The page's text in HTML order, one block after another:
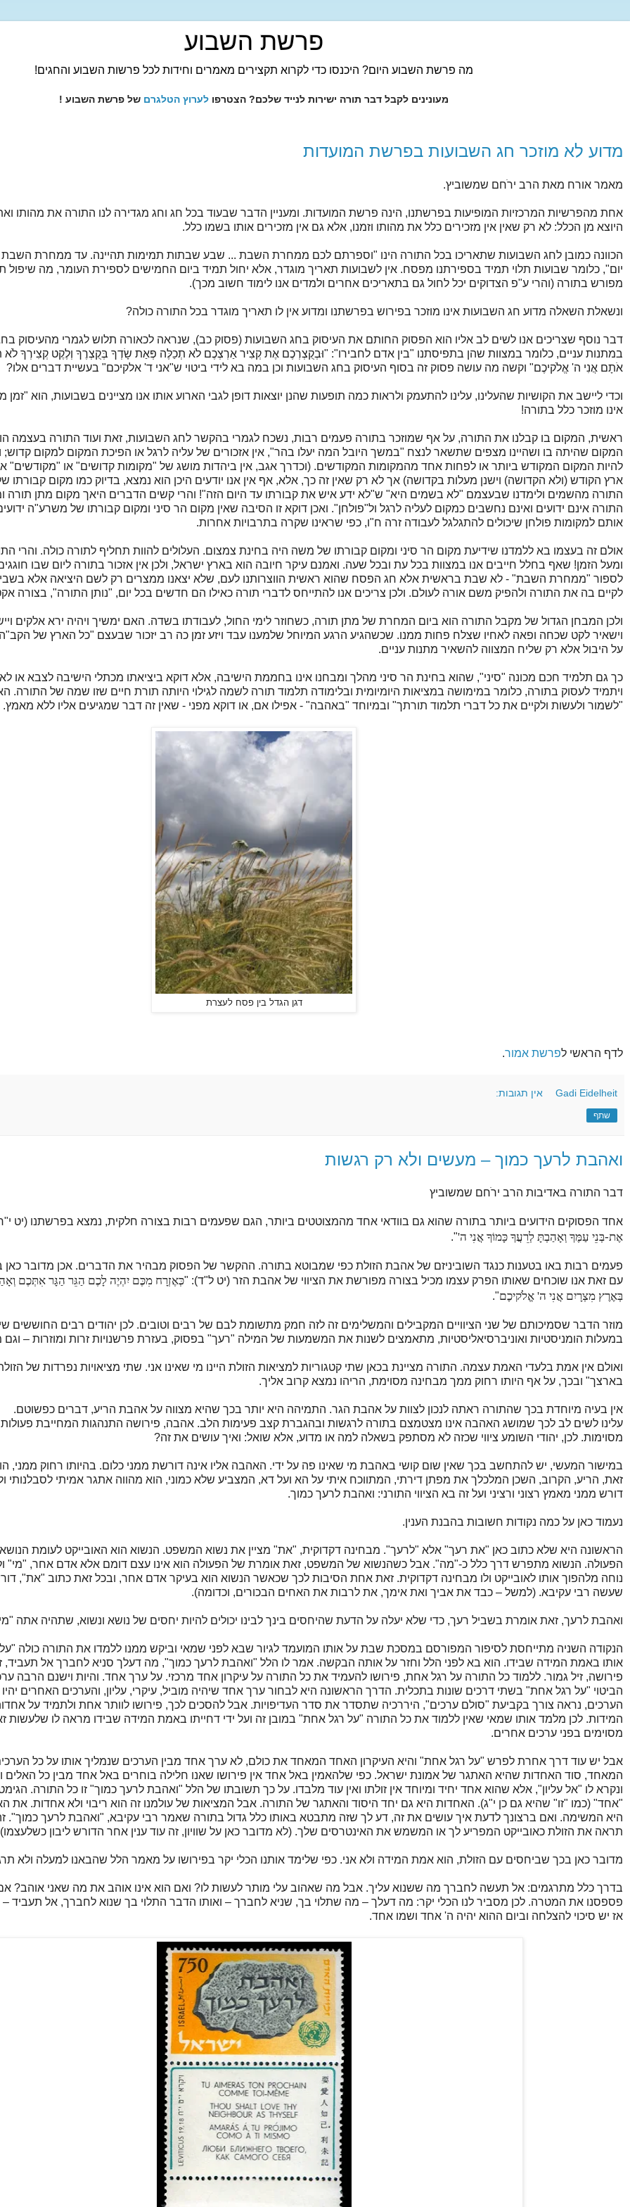
פרשת השבוע
מה פרשת השבוע היום? היכנסו כדי לקרוא תקצירים מאמרים וחידות לכל פרשות השבוע והחגים!
מעונינים לקבל דבר תורה ישירות לנייד שלכם? הצטרפו לערוץ הטלגרם של פרשת השבוע !
מדוע לא מוזכר חג השבועות בפרשת המועדות
מאמר אורח מאת הרב ירֹחם שמשוביץ.
אחת מהפרשיות המרכזיות המופיעות בפרשתנו, הינה פרשת המועדות. ומעניין הדבר שבעוד בכל חג וחג מגדירה לנו התורה את מהותו
היוצא מן הכלל: לא רק שאין אין מזכירים כלל את מהותו וזמנו, אלא גם אין מזכירים אותו בשמו כלל.
הכוונה כמובן לחג השבועות שתאריכו בכל התורה הינו "וספרתם לכם ממחרת השבת ... שבע שבתות תמימות תהיינה. עד ממחרת
יום", כלומר שבועות תלוי תמיד בספירתנו מפסח. אין לשבועות תאריך מוגדר, אלא יחול תמיד ביום החמישים לספירת העומר, מה שיפול
מפורש בתורה (והרי ע"פ הצדוקים יכל לחול גם בתאריכים אחרים ולמדים אנו לימוד חשוב מכך).
ונשאלת השאלה מדוע חג השבועות אינו מוזכר בפירוש בפרשתנו ומדוע אין לו תאריך מוגדר בכל התורה כולה?
דבר נוסף שצריכים אנו לשים לב אליו הוא הפסוק החותם את העיסוק בחג השבועות (פסוק כב), שנראה לכאורה תלוש לגמרי מהעיסוק
במתנות עניים, כלומר במצוות שהן בתפיסתנו "בין אדם לחבירו": "וּבְקֻצְרְכֶם אֶת קְצִיר אַרְצְכֶם לֹא תְכַלֶּה פְּאַת שָׂדְךָ בְּקֻצְרֶךָ וְלֶקֶט קְצִירְךָ לֹא
אֹתָם אֲנִי ה' אֱלֹקיכֶם" וקשה מה עושה פסוק זה בסוף העיסוק בחג השבועות וכן במה בא לידי ביטוי ש"אני ד' אלקיכם" בעשיית דברים אלו?
וכדי ליישב את הקושיות שהעלינו, עלינו להתעמק ולראות כמה תופעות שהנן יוצאות דופן לגבי הארוע אותו אנו מציינים בשבועות, הוא
אינו מוזכר כלל בתורה!
ראשית, המקום בו קבלנו את התורה, על אף שמוזכר בתורה פעמים רבות, נשכח לגמרי בהקשר לחג השבועות, זאת ועוד התורה בעצמה
המקום שהיתה בו ושהיינו מצפים שתשאר לנצח "במשך היובל המה יעלו בהר", אין אזכורים של עליה לרגל או הפיכת המקום למקום קדוש;
להיות המקום המקודש ביותר או לפחות אחד מהמקומות המקודשים. (וכדרך אגב, אין ביהדות מושג של "מקומות קדושים" או "מקודשים"
ארץ הקודש (ולא הקדושה) וישנן מעלות בקדושה) אך לא רק שאין זה כך, אלא, אף אין אנו יודעים היכן הוא נמצא, בדיוק כמו מקום קבורתו
התורה מהשמים ולימדנו שבעצמם "לא בשמים היא" ש"לא ידע איש את קבורתו עד היום הזה"! והרי קשים הדברים היאך מקום מתן תורה
התורה אינם ידועים ואינם נחשבים כמקום לעליה לרגל ול"פולחן". ואכן דוקא זו הסיבה שאין מקום הר סיני ומקום קבורתו של משרע"ה
אותם למקומות פולחן שיכולים להתגלגל לעבודה זרה ח"ו, כפי שראינו שקרה בתרבויות אחרות.
אולם זה בעצמו בא ללמדנו שידיעת מקום הר סיני ומקום קבורתו של משה היה בחינת צמצום. העלולים להוות תחליף לתורה כולה. והרי
ומעל הזמן! שאף בחלל חייבים אנו במצוות בכל עת ובכל שעה. ואמנם עיקר חיובה הוא בארץ ישראל, ולכן אין אזכור בתורה ליום שבו
לספור "ממחרת השבת" - לא שבת בראשית אלא חג הפסח שהוא ראשית הווצרותנו לעם, שלא יצאנו ממצרים רק לשם היציאה אלא
לקיים בה את התורה ולהפיק משם אורה לעולם. ולכן צריכים אנו להתייחס לדברי תורה כאילו הם חדשים בכל יום, "נותן התורה", בצורה
ולכן המבחן הגדול של מקבל התורה הוא ביום המחרת של מתן תורה, כשחוזר לימי החול, לעבודתו בשדה. האם ימשיך ויהיה ירא אלקים
וישאיר לקט שכחה ופאה לאחיו שצלח פחות ממנו. שכשהגיע הרגע המיוחל שלמענו עבד ויזע זמן כה רב יזכור שבעצם "כל הארץ של
על היבול אלא רק שליח המצווה להשאיר מתנות עניים.
כך גם תלמיד חכם מכונה "סיני", שהוא בחינת הר סיני מהלך ומבחנו אינו בחממת הישיבה, אלא דוקא ביציאתו מכתלי הישיבה לצבא או
ויתמיד לעסוק בתורה, כלומר במימושה במציאות היומיומית ובלימודה תלמוד תורה לשמה לגילוי היותה תורת חיים שזו שמה של התורה.
"לשמור ולעשות ולקיים את כל דברי תלמוד תורתך" ובמיוחד "באהבה" - אפילו אם, או דוקא מפני - שאין זה דבר שמגיעים אליו ללא מאמץ.
דגן הגדל בין פסח לעצרת
לדף הראשי לפרשת אמור.
Gadi Eidelheit אין תגובות:
שתף
ואהבת לרעך כמוך – מעשים ולא רק רגשות
דבר התורה באדיבות הרב ירֹחם שמשוביץ
אחד הפסוקים הידועים ביותר בתורה שהוא גם בוודאי אחד מהמצוטטים ביותר, הגם שפעמים רבות בצורה חלקית, נמצא בפרשתנו (יט
אֶת-בְּנֵי עַמֶּךָ וְאָהַבְתָּ לְרֵעֲךָ כָּמוֹךָ אֲנִי ה'".
פעמים רבות באו בטענות כנגד השוביניזם של אהבת הזולת כפי שמבוטא בתורה. ההקשר של הפסוק מבהיר את הדברים. אכן מדובר כאן
עם זאת אנו שוכחים שאותו הפרק עצמו מכיל בצורה מפורשת את הציווי של אהבת הזר (יט ל"ד): "כְּאֶזְרָח מִכֶּם יִהְיֶה לָכֶם הַגֵּר הַגָּר אִתְּכֶם
בְּאֶרֶץ מִצְרָיִם אֲנִי ה' אֱלֹקיכֶם".
מוזר הדבר שסמיכותם של שני הציוויים המקבילים והמשלימים זה לזה חמק מתשומת לבם של רבים וטובים. לכן יהודים רבים החוששים
במעלות הומניסטיות ואוניברסיאליסטיות, מתאמצים לשנות את המשמעות של המילה "רעך" בפסוק, בעזרת פרשנויות זרות ומוזרות – וגם
ואולם אין אמת בלעדי האמת עצמה. התורה מציינת בכאן שתי קטגוריות למציאות הזולת היינו מי שאינו אני. שתי מציאויות נפרדות של
בארצך" ובכך, על אף היותו רחוק ממך מבחינה מסוימת, הריהו נמצא קרוב אליך.
אין בעיה מיוחדת בכך שהתורה ראתה לנכון לצוות על אהבת הגר. התמיהה היא יותר בכך שהיא מצווה על אהבת הריע, דברים כפשוטם.
עלינו לשים לב לכך שמושג האהבה אינו מצטמצם בתורה לרגשות ובהגברת קצב פעימות הלב. אהבה, פירושה התנהגות המחייבת פעולות
מסוימות. לכן, יהודי השומע ציווי שכזה לא מסתפק בשאלה למה או מדוע, אלא שואל: ואיך עושים את זה?
במישור המעשי, יש להתחשב בכך שאין שום קושי באהבת מי שאינו פה על ידי. האהבה אליו אינה דורשת ממני כלום. בהיותו רחוק ממני,
זאת, הריע, הקרוב, השכן המלכלך את מפתן דירתי, המתווכח איתי על הא ועל דא, המצביע שלא כמוני, הוא מהווה אתגר אמיתי לסבלנותי
דורש ממני מאמץ רצוני ורציני ועל זה בא הציווי התורני: ואהבת לרעך כמוך.
נעמוד כאן על כמה נקודות חשובות בהבנת הענין.
הראשונה היא שלא כתוב כאן "את רעך" אלא "לרעך". מבחינה דקדוקית, "את" מציין את נשוא המשפט. הנשוא הוא האובייקט לעומת
הפעולה. הנשוא מתפרש דרך כלל כ-"מה". אבל כשהנשוא של המשפט, זאת אומרת של הפעולה הוא אינו עצם דומם אלא אדם אחר, "מי"
נוחה מלהפוך אותו לאובייקט ולו מבחינה דקדוקית. זאת אחת הסיבות לכך שכאשר הנשוא הוא בעיקר אדם אחר, ובכל זאת כתוב "את",
שעשה רבי עקיבא. (למשל – כבד את אביך ואת אימך, את לרבות את האחים הבכורים, וכדומה).
ואהבת לרעך, זאת אומרת בשביל רעך, כדי שלא יעלה על הדעת שהיחסים בינך לבינו יכולים להיות יחסים של נושא ונשוא, שתהיה אתה
הנקודה השניה מתייחסת לסיפור המפורסם במסכת שבת על אותו המועמד לגיור שבא לפני שמאי וביקש ממנו ללמדו את התורה כולה
אותו באמת המידה שבידו. הוא בא לפני הלל וחזר על אותה הבקשה. אמר לו הלל "ואהבת לרעך כמוך", מה דעלך סניא לחברך אל תעביד,
פירושה, זיל גמור. ללמוד כל התורה על רגל אחת, פירושו להעמיד את כל התורה על עיקרון אחד מרכזי. על ערך אחד. והיות וישנם הרבה
הביטוי "על רגל אחת" בשתי דרכים שונות בתכלית. הדרך הראשונה היא לבחור ערך אחד שיהיה מוביל, עיקרי, עליון, והערכים האחרים יהיו
הערכים, נראה צורך בקביעת "סולם ערכים", היררכיה שתסדר את סדר העדיפויות. אבל להסכים לכך, פירושו לוותר אחת ולתמיד על
המידות. לכן מלמד אותו שמאי שאין ללמוד את כל התורה "על רגל אחת" במובן זה ועל ידי דחייתו באמת המידה שבידו מראה לו שלעשות
מסוימים בפני ערכים אחרים.
אבל יש עוד דרך אחרת לפרש "על רגל אחת" והיא העיקרון האחד המאחד את כולם, לא ערך אחד מבין הערכים שנמליך אותו על כל
המאחד, סוד האחדות שהיא האתגר של אמונת ישראל. כפי שלהאמין באל אחד אין פירושו שאנו חלילה בוחרים באל אחד מבין כל האלים
ונקרא לו "אל עליון", אלא שהוא אחד יחיד ומיוחד אין זולתו ואין עוד מלבדו. על כך תשובתו של הלל "ואהבת לרעך כמוך" זו כל התורה.
"אחד" (כמו "זו" שהיא גם כן י"ג). האחדות היא גם יחד היסוד והאתגר של התורה. אבל המציאות של עולמנו זה הוא ריבוי ולא אחדות. את
היא המשימה. ואם ברצונך לדעת איך עושים את זה, דע לך שזה מתבטא באותו כלל גדול בתורה שאמר רבי עקיבא, "ואהבת לרעך כמוך".
תראה את הזולת כאובייקט המפריע לך או המשמש את האינטרסים שלך. (לא מדובר כאן על שוויון, זה עוד ענין אחר הדורש ליבון
מדובר כאן בכך שביחסים עם הזולת, הוא אמת המידה ולא אני. כפי שלימד אותנו הכלי יקר בפירושו על מאמר הלל שהבאנו למעלה ולא
בדרך כלל מתרגמים: אל תעשה לחברך מה ששנוא עליך. אבל מה שאהוב עלי מותר לעשות לו? ואם הוא אינו אוהב את מה שאני אוהב?
פספסנו את המטרה. לכן מסביר לנו הכלי יקר: מה דעלך – מה שתלוי בך, שניא לחברך – ואותו הדבר התלוי בך שנוא לחברך, אל תעביד
אז יש סיכוי להצלחה וביום ההוא יהיה ה' אחד ושמו אחד.